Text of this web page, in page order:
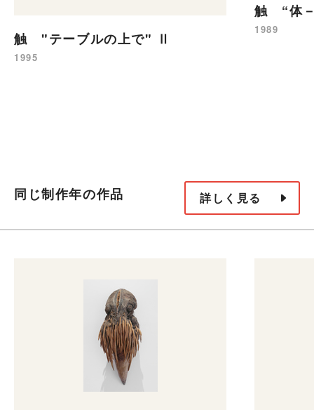
触 "テーブルの上で" Ⅱ
1995
触 “体
1989
同じ制作年の作品 詳しく見る